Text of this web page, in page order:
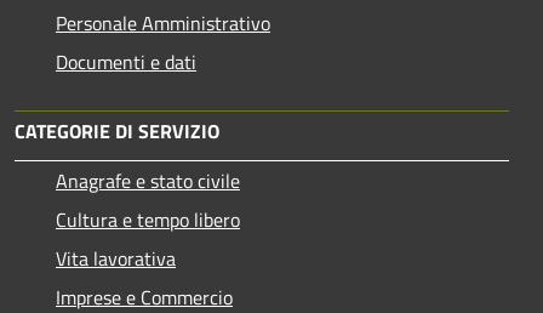
Personale Amministrativo
Documenti e dati
CATEGORIE DI SERVIZIO
Anagrafe e stato civile
Cultura e tempo libero
Vita lavorativa
Imprese e Commercio